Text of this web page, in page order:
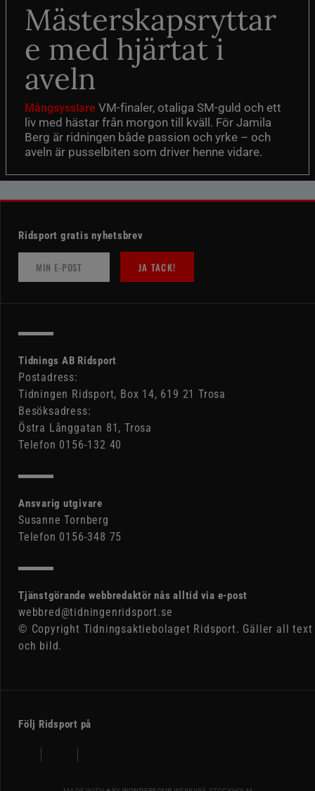
Mästerskapsryttar
e med hjärtat i
aveln
Mångsysslare VM-finaler, otaliga SM-guld och ett
liv med hästar från morgon till kväll. För Jamila
Berg är ridningen både passion och yrke – och
aveln är pusselbiten som driver henne vidare.
Ridsport gratis nyhetsbrev
JA TACK!
Tidnings AB Ridsport
Postadress:
Tidningen Ridsport, Box 14, 619 21 Trosa
Besöksadress:
Östra Långgatan 81, Trosa
Telefon 0156-132 40
Ansvarig utgivare
Susanne Tornberg
Telefon 0156-348 75
Tjänstgörande webbredaktör nås alltid via e-post
webbred@tidningenridsport.se
© Copyright Tidningsaktiebolaget Ridsport. Gäller all text
och bild.
Följ Ridsport på